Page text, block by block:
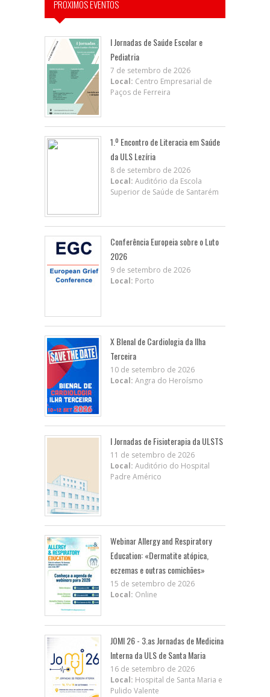
PRÓXIMOS EVENTOS
I Jornadas de Saúde Escolar e
Pediatria
7 de setembro de 2026
Local: Centro Empresarial de
Paços de Ferreira
1.º Encontro de Literacia em Saúde
da ULS Lezíria
8 de setembro de 2026
Local: Auditório da Escola
Superior de Saúde de Santarém
Conferência Europeia sobre o Luto
2026
9 de setembro de 2026
Local: Porto
X BIenal de Cardiologia da Ilha
Terceira
10 de setembro de 2026
Local: Angra do Heroísmo
I Jornadas de Fisioterapia da ULSTS
11 de setembro de 2026
Local: Auditório do Hospital
Padre Américo
Webinar Allergy and Respiratory
Education: «Dermatite atópica,
eczemas e outras comichões»
15 de setembro de 2026
Local: Online
JOMI 26 - 3.as Jornadas de Medicina
Interna da ULS de Santa Maria
16 de setembro de 2026
Local: Hospital de Santa Maria e
Pulido Valente